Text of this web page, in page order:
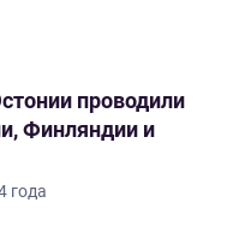
проводили
Финляндии и
года